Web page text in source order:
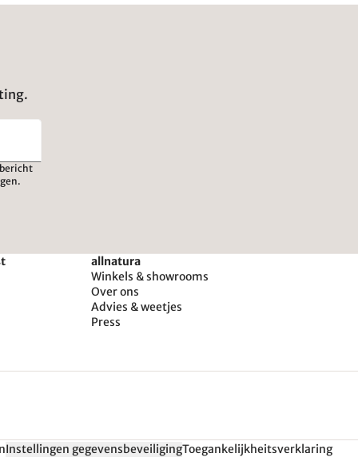
allnatura
Winkels & showrooms
Over ons
Advies & weetjes
Press
Instellingen gegevensbeveiligingToegankelijkheitsverklaring